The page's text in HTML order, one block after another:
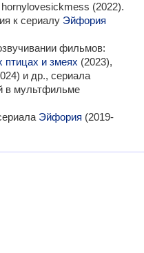
(2022).
к сериалу Эйфория
фильмов:
птицах и змеях (2023),
и др., сериала
в мультфильме
Эйфория (2019-